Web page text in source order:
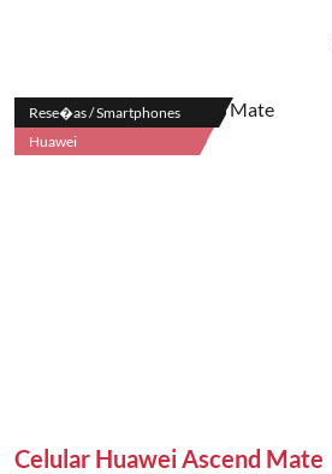
Rese�as / Smartphones
Huawei
Celular Huawei Ascend Mate